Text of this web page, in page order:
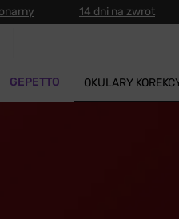
14 dni na zwrot
GEPETTO OKULARY